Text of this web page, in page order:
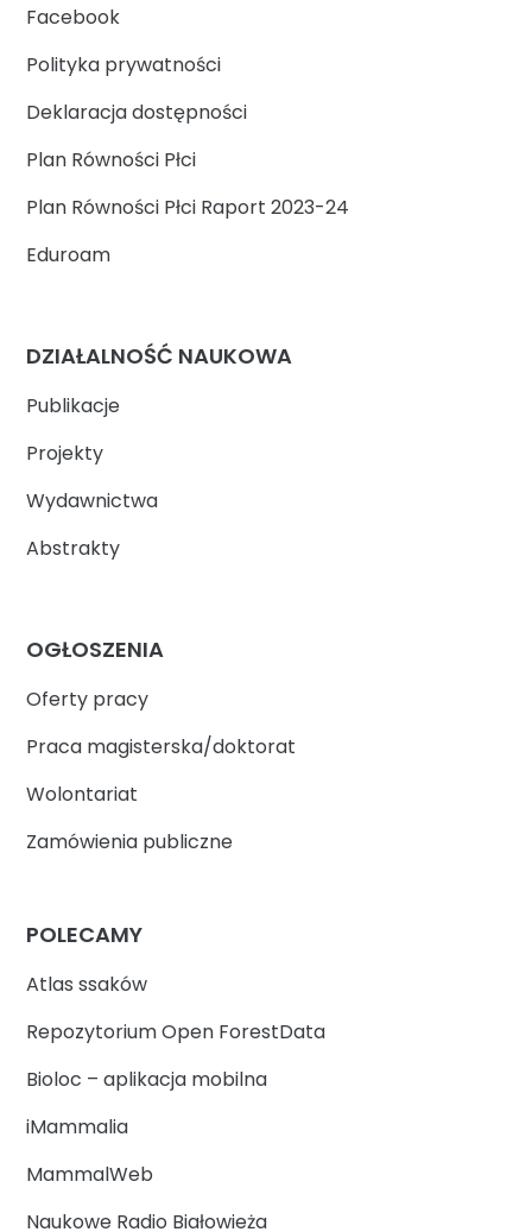
Facebook
Polityka prywatności
Deklaracja dostępności
Plan Równości Płci
Plan Równości Płci Raport 2023-24
Eduroam
DZIAŁALNOŚĆ NAUKOWA
Publikacje
Projekty
Wydawnictwa
Abstrakty
OGŁOSZENIA
Oferty pracy
Praca magisterska/doktorat
Wolontariat
Zamówienia publiczne
POLECAMY
Atlas ssaków
Repozytorium Open ForestData
Bioloc – aplikacja mobilna
iMammalia
MammalWeb
Naukowe Radio Białowieża